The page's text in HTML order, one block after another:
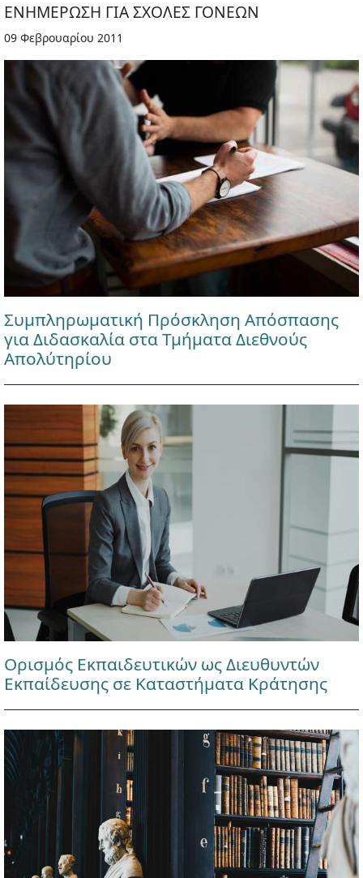
ΕΝΗΜΕΡΩΣΗ ΓΙΑ ΣΧΟΛΕΣ ΓΟΝΕΩΝ
09 Φεβρουαρίου 2011
Συμπληρωματική Πρόσκληση Απόσπασης
για Διδασκαλία στα Τμήματα Διεθνούς
Απολύτηρίου
Ορισμός Εκπαιδευτικών ως Διευθυντών
Εκπαίδευσης σε Καταστήματα Κράτησης